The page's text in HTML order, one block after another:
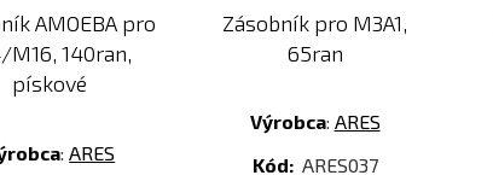
AMOEBA pro
M16, 140ran,
pískové
:ARES
Zásobník pro M3A1,
65ran
Výrobca: ARES
Kód: ARES037